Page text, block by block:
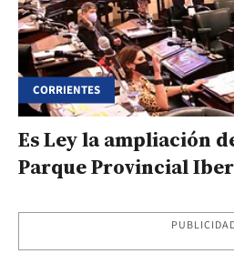
CORRIENTES
Es Ley la ampliación
Parque Provincial